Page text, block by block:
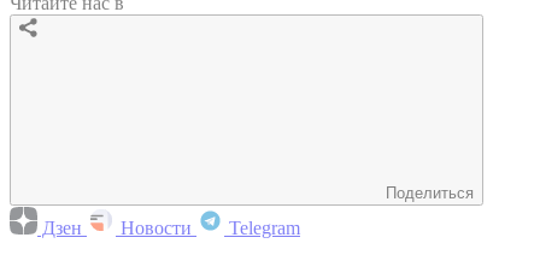
Поделиться
Дзен Новости Telegram